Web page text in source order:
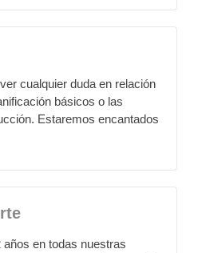
cualquier duda en relación
básicos o las
Estaremos encantados
en todas nuestras